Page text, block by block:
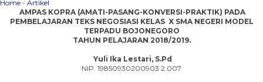
Home - Artikel
AMPAS KOPRA (AMATI-PASANG-KONVERSI-PRAKTIK) PADA
PEMBELAJARAN TEKS NEGOSIASI KELAS X SMA NEGERI MODEL
TERPADU BOJONEGORO
TAHUN PELAJARAN 2018/2019.
Yuli Ika Lestari, S.Pd
NIP. 19850930200903 2 007